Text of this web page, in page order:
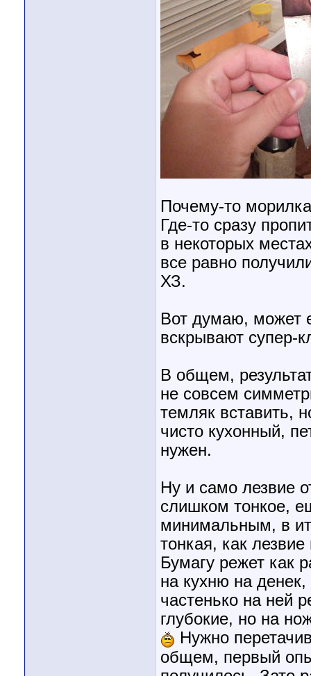
Почему-то
Где-то сразу
в некоторых
все равно
ХЗ.
Вот думаю, может
вскрывают супер-
В общем,
не совсем
темляк вставить,
чисто кухонный,
нужен.
Ну и само лезвие
слишком тонкое,
минимальным, в
тонкая, как
Бумагу режет как
на кухню на
частенько на ней
глубокие, но на
Нужно
общем, первый